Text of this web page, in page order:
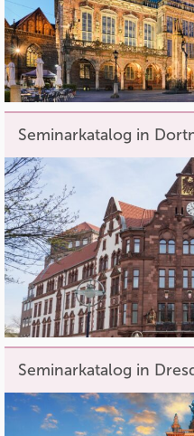
Seminarkatalog in
Seminarkatalog in